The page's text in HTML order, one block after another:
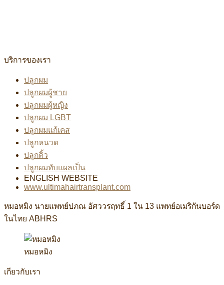
บริการของเรา
ปลูกผม
ปลูกผมผู้ชาย
ปลูกผมผู้หญิง
ปลูกผม LGBT
ปลูกผมแก้เคส
ปลูกหนวด
ปลูกคิ้ว
ปลูกผมทับแผลเป็น
ENGLISH WEBSITE
www.ultimahairtransplant.com
หมอหมิง นายแพทย์ปภณ อัศววรฤทธิ์ 1 ใน 13 แพทย์อเมริกันบอร์ด
ในไทย ABHRS
หมอหมิง
เกียวกับเรา